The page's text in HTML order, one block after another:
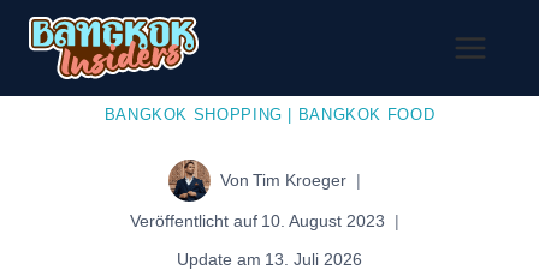
Zum
Inhalt
springen
BANGKOK SHOPPING BANGKOK FOOD
Von Tim Kroeger
Veröffentlicht auf 10. August 2023
Update am 13. Juli 2026